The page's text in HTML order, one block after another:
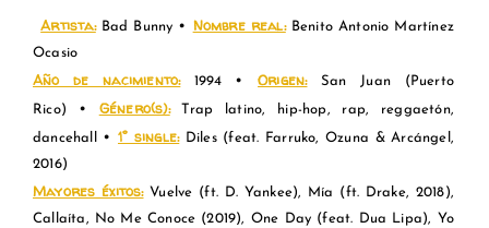
.Artista:Bad Bunny • Nombre real:Benito Antonio Martínez
Ocasio
Año de nacimiento:1994 •Origen:San Juan (Puerto
Rico) • Género(s):Trap latino, hip-hop, rap, reggaetón,
dancehall • 1° single: Diles (feat. Farruko, Ozuna & Arcángel,
2016)
Mayores éxitos: Vuelve (ft. D. Yankee), Mía (ft. Drake, 2018),
Callaíta, No Me Conoce (2019), One Day (feat. Dua Lipa), Yo